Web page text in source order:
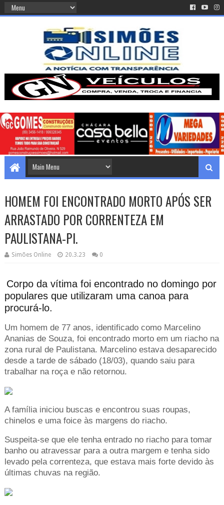
HOMEM FOI ENCONTRADO MORTO APÓS SER
ARRASTADO POR CORRENTEZA EM
PAULISTANA-PI.
Simões Online 20.3.23 0
Corpo da vítima foi encontrado no domingo por
populares que utilizaram uma canoa para
procurá-lo.
Um homem de 77 anos, identificado como Marcelino
Ananias de Souza, foi encontrado morto em um riacho na
zona rural de Paulistana. Marcelino estava desaparecido
desde a tarde de sábado (18/03), quando saiu para
trabalhar na roça e não retornou.
A família iniciou buscas e encontrou suas roupas,
chinelos e uma foice às margens do riacho.
Suspeita-se que ele tenha entrado no riacho para tomar
banho ou atravessar para a outra margem e tenha sido
levado pela correnteza, que estava mais forte devido às
últimas chuvas na região.